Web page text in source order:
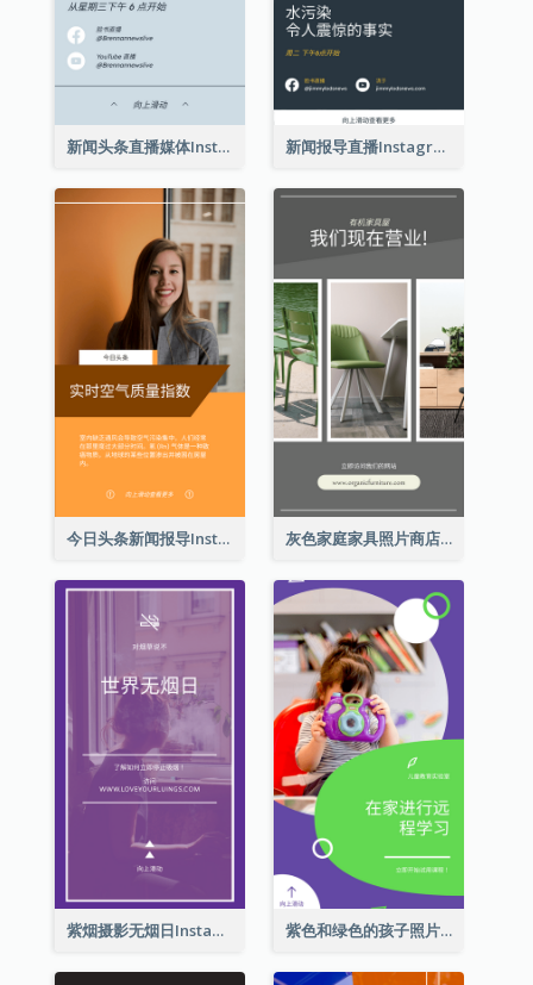
新闻头条直播媒体Instagram限时动态 新闻报导直播Instagram限时动态
今日头条新闻报导Instagram限时动态 灰色家庭家具照片商店开业Instagram限时动态
紫烟摄影无烟日Instagram限时动态 紫色和绿色的孩子照片远程学习Instagram限时动态